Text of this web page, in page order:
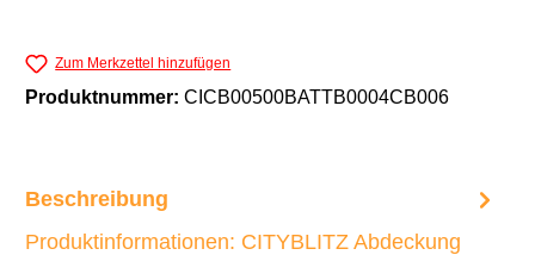
Zum Merkzettel hinzufügen
Produktnummer: CICB00500BATTB0004CB006
Beschreibung
Produktinformationen: CITYBLITZ Abdeckung